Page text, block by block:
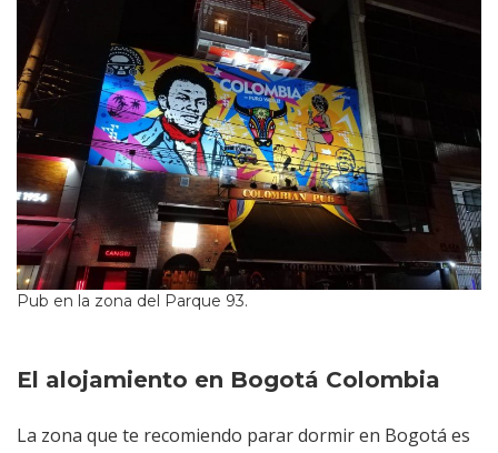
Pub en la zona del Parque 93.
El alojamiento en Bogotá Colombia
La zona que te recomiendo parar dormir en Bogotá es